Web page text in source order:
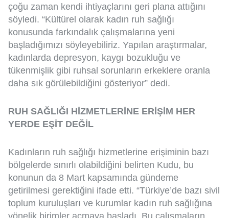
çoğu zaman kendi ihtiyaçlarını geri plana attığını
söyledi. “Kültürel olarak kadın ruh sağlığı
konusunda farkındalık çalışmalarına yeni
başladığımızı söyleyebiliriz. Yapılan araştırmalar,
kadınlarda depresyon, kaygı bozukluğu ve
tükenmişlik gibi ruhsal sorunların erkeklere oranla
daha sık görülebildiğini gösteriyor” dedi.
RUH SAĞLIĞI HİZMETLERİNE ERİŞİM HER
YERDE EŞİT DEĞİL
Kadınların ruh sağlığı hizmetlerine erişiminin bazı
bölgelerde sınırlı olabildiğini belirten Kudu, bu
konunun da 8 Mart kapsamında gündeme
getirilmesi gerektiğini ifade etti. “Türkiye’de bazı sivil
toplum kuruluşları ve kurumlar kadın ruh sağlığına